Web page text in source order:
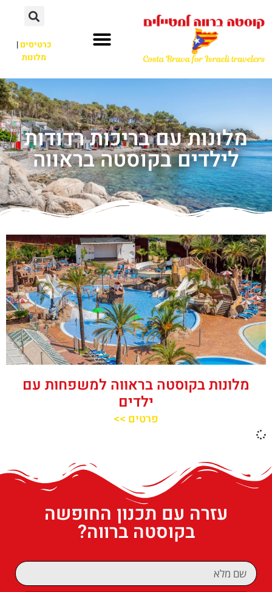
כרטיסים|
מלונות
מלונות עם בריכות רדודות
לילדים בקוסטה בראווה
מלונות בקוסטה בראווה למשפחות עם
ילדים
פרטים >>
עזרה עם תכנון החופשה
בקוסטה ברווה?